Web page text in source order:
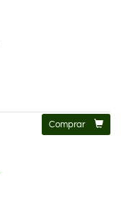
Comprar